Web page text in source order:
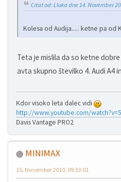
Citat od: Lluka dne 14. November
Kolesa od Audija..... ketne pa od
Teta je mislila da so ketne
avta skupno številko 4. Audi A4
Kdor visoko leta dalec vidi
http://www.youtube.com/
Davis Vantage PRO2
MINIMAX
15. November 2010, 09:33:01